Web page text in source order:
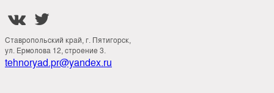
 
Ставропольский край, г. Пятигорск,
ул. Ермолова 12, строение 3.
tehnoryad.pr@yandex.ru